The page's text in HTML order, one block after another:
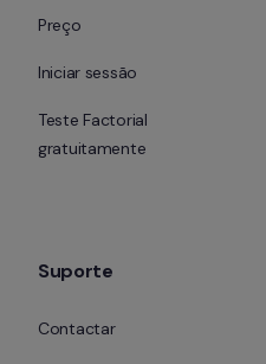
Preço
Iniciar sessão
Teste Factorial
gratuitamente
Suporte
Contactar